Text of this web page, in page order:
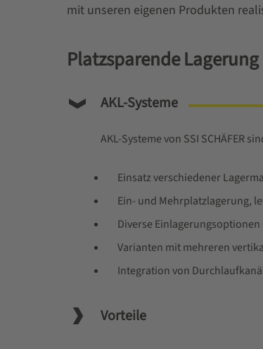
mit unseren eigenen Produkten
Platzsparende
AKL-Systeme
AKL-Systeme von SSI SCHÄFER
Einsatz verschiedener
Ein- und Mehrplatzlagerung,
Diverse
Varianten mit mehreren
Integration von
Vorteile